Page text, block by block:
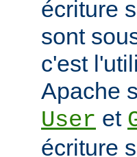
écriture
sont
c'est
Apache
User et
écriture